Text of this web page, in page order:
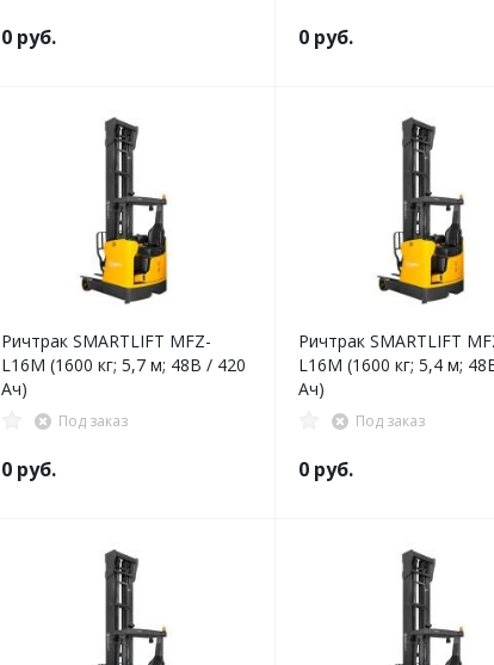
0 руб. 0 руб.
Ричтрак SMARTLIFT MFZ-
L16M (1600 кг; 5,7 м; 48В / 420
Ач)
Под заказ
0 руб.
Ричтрак SMARTLIFT
L16M (1600 кг; 5,4 м;
Ач)
Под заказ
0 руб.